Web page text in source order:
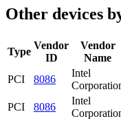
Other devices
Type
Vendor
ID
Vendor
Name
PCI 8086
Intel
PCI
8086
Intel